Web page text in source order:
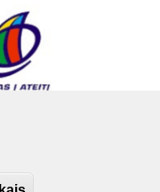
naudojimą.